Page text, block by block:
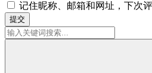
记住昵称、邮箱和网址，下次
提交